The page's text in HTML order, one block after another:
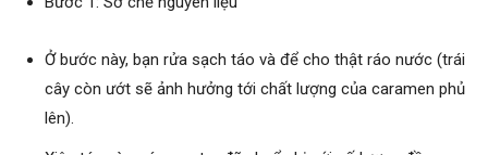
Ở bước này, bạn rửa sạch táo và để cho thật ráo nước (trái
cây còn ướt sẽ ảnh hưởng tới chất lượng của caramen phủ
lên).